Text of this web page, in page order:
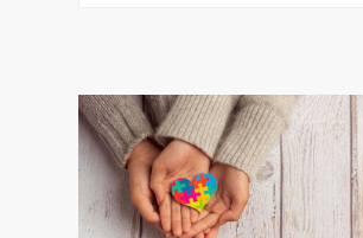
Canina
terá
sessão
em
Belo